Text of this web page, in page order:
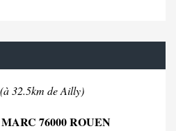
(à 32.5km de Ailly)
76000 ROUEN